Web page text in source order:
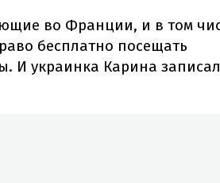
во Франции, и в том
бесплатно посещать
И украинка Карина